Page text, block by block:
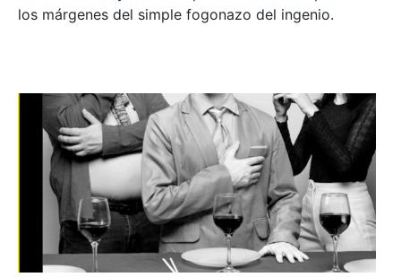
los márgenes del simple fogonazo del ingenio.